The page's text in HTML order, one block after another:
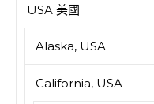
USA 美國
Alaska, USA
California, USA